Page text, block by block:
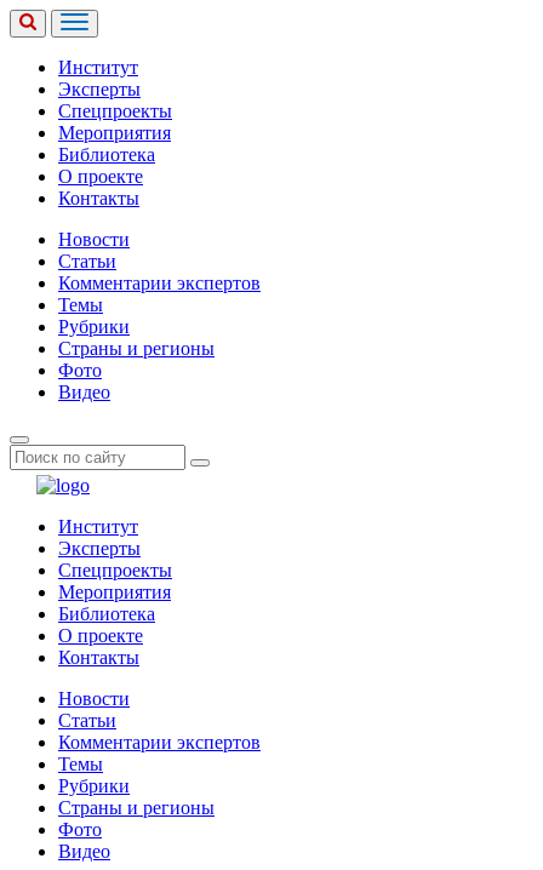
Институт
Эксперты
Спецпроекты
Мероприятия
Библиотека
О проекте
Контакты
Новости
Статьи
Комментарии экспертов
Темы
Рубрики
Страны и регионы
Фото
Видео
Институт
Эксперты
Спецпроекты
Мероприятия
Библиотека
О проекте
Контакты
Новости
Статьи
Комментарии экспертов
Темы
Рубрики
Страны и регионы
Фото
Видео